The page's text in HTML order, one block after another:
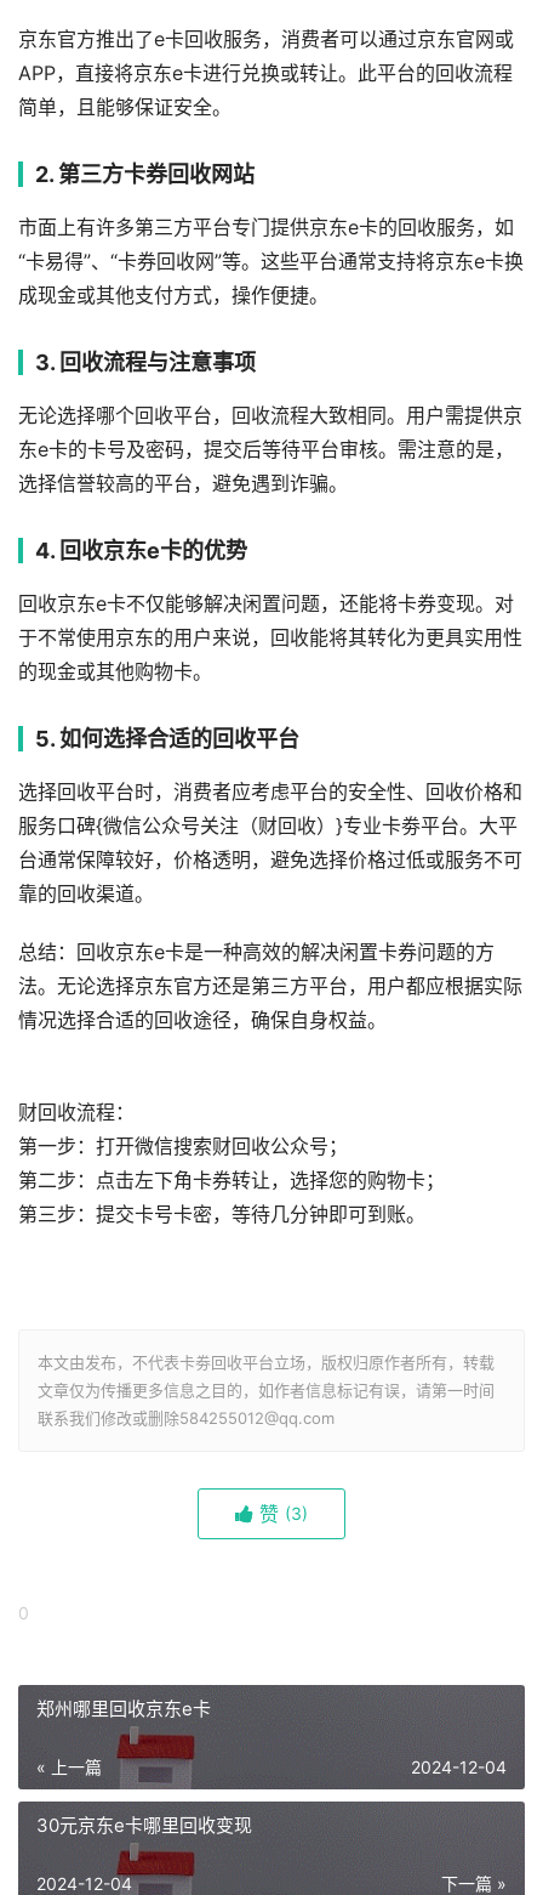
京东官方推出了e卡回收服务，消费者可以通过京东官网或
APP，直接将京东e卡进行兑换或转让。此平台的回收流程
简单，且能够保证安全。
2. 第三方卡券回收网站
市面上有许多第三方平台专门提供京东e卡的回收服务，如
“卡易得”、“卡券回收网”等。这些平台通常支持将京东e卡换
成现金或其他支付方式，操作便捷。
3. 回收流程与注意事项
无论选择哪个回收平台，回收流程大致相同。用户需提供京
东e卡的卡号及密码，提交后等待平台审核。需注意的是，
选择信誉较高的平台，避免遇到诈骗。
4. 回收京东e卡的优势
回收京东e卡不仅能够解决闲置问题，还能将卡券变现。对
于不常使用京东的用户来说，回收能将其转化为更具实用性
的现金或其他购物卡。
5. 如何选择合适的回收平台
选择回收平台时，消费者应考虑平台的安全性、回收价格和
服务口碑{微信公众号关注（财回收）}专业卡劵平台。大平
台通常保障较好，价格透明，避免选择价格过低或服务不可
靠的回收渠道。
总结：回收京东e卡是一种高效的解决闲置卡券问题的方
法。无论选择京东官方还是第三方平台，用户都应根据实际
情况选择合适的回收途径，确保自身权益。
财回收流程：
第一步：打开微信搜索财回收公众号；
第二步：点击左下角卡券转让，选择您的购物卡；
第三步：提交卡号卡密，等待几分钟即可到账。
本文由发布，不代表卡劵回收平台立场，版权归原作者所有，转载
文章仅为传播更多信息之目的，如作者信息标记有误，请第一时间
联系我们修改或删除584255012@qq.com
赞 (3)
0
郑州哪里回收京东e卡
« 上一篇 2024-12-04
30元京东e卡哪里回收变现
下一篇 »
2024-12-04